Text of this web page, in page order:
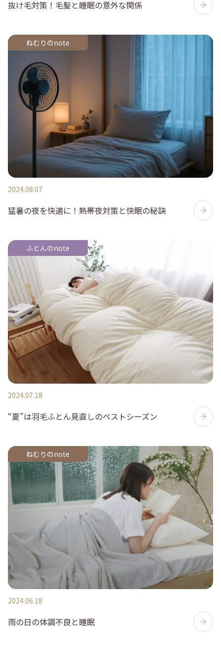
抜け毛対策！毛髪と睡眠の意外な関係
ねむりのnote
2024.08.07
猛暑の夜を快適に！熱帯夜対策と快眠の秘訣
ふとんのnote
2024.07.18
“夏”は羽毛ふとん見直しのベストシーズン
ねむりのnote
2024.06.18
雨の日の体調不良と睡眠